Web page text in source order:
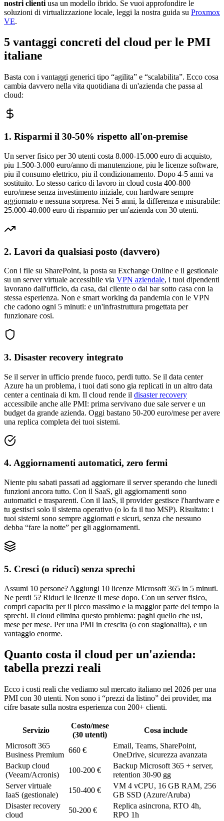
nostri clienti usa un modello ibrido. Se vuoi approfondire le
soluzioni di virtualizzazione locale, leggi la nostra guida su Proxmox
VE.
5 vantaggi concreti del cloud per le PMI
italiane
Basta con i vantaggi generici tipo “agilita” e “scalabilita”. Ecco cosa
cambia davvero nella vita quotidiana di un'azienda che passa al
cloud:
1. Risparmi il 30-50% rispetto all'on-premise
Un server fisico per 30 utenti costa 8.000-15.000 euro di acquisto,
piu 1.500-3.000 euro/anno di manutenzione, piu le licenze software,
piu il consumo elettrico, piu il condizionamento. Dopo 4-5 anni va
sostituito. Lo stesso carico di lavoro in cloud costa 400-800
euro/mese senza investimento iniziale, con hardware sempre
aggiornato e nessuna sorpresa. Nei 5 anni, la differenza e misurabile:
25.000-40.000 euro di risparmio per un'azienda con 30 utenti.
2. Lavori da qualsiasi posto (davvero)
Con i file su SharePoint, la posta su Exchange Online e il gestionale
su un server virtuale accessibile via VPN aziendale, i tuoi dipendenti
lavorano dall'ufficio, da casa, dal cliente o dal bar sotto casa con la
stessa esperienza. Non e smart working da pandemia con le VPN
che cadono ogni 5 minuti: e un'infrastruttura progettata per
funzionare cosi.
3. Disaster recovery integrato
Se il server in ufficio prende fuoco, perdi tutto. Se il data center
Azure ha un problema, i tuoi dati sono gia replicati in un altro data
center a centinaia di km. Il cloud rende il disaster recovery
accessibile anche alle PMI: prima servivano due sale server e un
budget da grande azienda. Oggi bastano 50-200 euro/mese per avere
una replica completa dei tuoi sistemi.
4. Aggiornamenti automatici, zero fermi
Niente piu sabati passati ad aggiornare il server sperando che lunedi
funzioni ancora tutto. Con il SaaS, gli aggiornamenti sono
automatici e trasparenti. Con il IaaS, il provider gestisce l'hardware e
tu gestisci solo il sistema operativo (o lo fa il tuo MSP). Risultato: i
tuoi sistemi sono sempre aggiornati e sicuri, senza che nessuno
debba “fare la notte” per gli aggiornamenti.
5. Cresci (o riduci) senza sprechi
Assumi 10 persone? Aggiungi 10 licenze Microsoft 365 in 5 minuti.
Ne perdi 5? Riduci le licenze il mese dopo. Con un server fisico,
compri capacita per il picco massimo e la maggior parte del tempo la
sprechi. Il cloud elimina questo problema: paghi quello che usi,
mese per mese. Per una PMI in crescita (o con stagionalita), e un
vantaggio enorme.
Quanto costa il cloud per un'azienda:
tabella prezzi reali
Ecco i costi reali che vediamo sul mercato italiano nel 2026 per una
PMI con 30 utenti. Non sono i “prezzi da listino” dei provider, ma
cifre basate sulla nostra esperienza con 200+ clienti.
Servizio
Costo/mese
(30 utenti)
Cosa include
Microsoft 365
Business Premium
660 €
Email, Teams, SharePoint,
OneDrive, sicurezza avanzata
Backup cloud
(Veeam/Acronis)
100-200 €
Backup Microsoft 365 + server,
retention 30-90 gg
Server virtuale
IaaS (gestionale)
150-400 €
VM 4 vCPU, 16 GB RAM, 256
GB SSD (Azure/Aruba)
Disaster recovery
cloud
50-200 €
Replica asincrona, RTO 4h,
RPO 1h